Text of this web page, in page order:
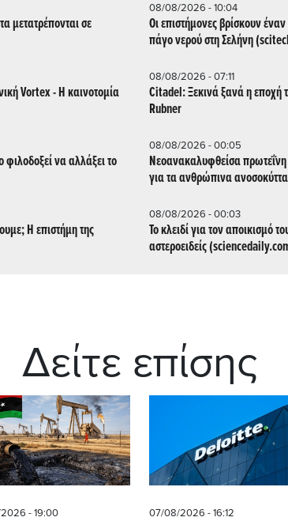
μετατρέπονται σε
08/08/2026 - 10:04
Οι επιστήμονες βρίσκουν
πάγο νερού στη Σελήνη
Vortex - Η καινοτομία
08/08/2026 - 07:11
Citadel: Ξεκινά ξανά η εποχή
Rubner
να αλλάξει το
08/08/2026 - 00:05
Νεοανακαλυφθείσα πρωτεΐνη
για τα ανθρώπινα
Η επιστήμη της
08/08/2026 - 00:03
Το κλειδί για τον αποικισμό
αστεροειδείς
Δείτε επίσης
- 19:00 07/08/2026 - 16:12